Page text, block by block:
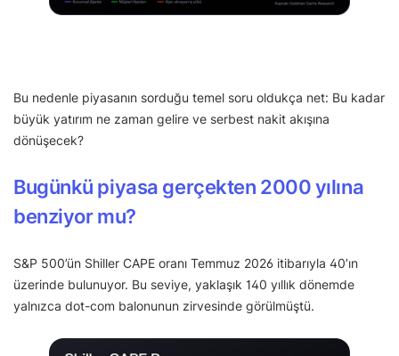
Bu nedenle piyasanın sorduğu temel soru oldukça net: Bu kadar
büyük yatırım ne zaman gelire ve serbest nakit akışına
dönüşecek?
Bugünkü piyasa gerçekten 2000 yılına
benziyor mu?
S&P 500’ün Shiller CAPE oranı Temmuz 2026 itibarıyla 40’ın
üzerinde bulunuyor. Bu seviye, yaklaşık 140 yıllık dönemde
yalnızca dot-com balonunun zirvesinde görülmüştü.